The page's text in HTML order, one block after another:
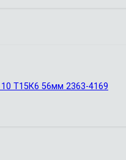
Т15К6 56мм 2363-4169